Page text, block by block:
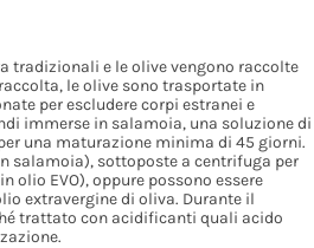
tradizionali e le olive vengono raccolte
le olive sono trasportate in
per escludere corpi estranei e
immerse in salamoia, una soluzione di
una maturazione minima di 45 giorni.
salamoia), sottoposte a centrifuga per
olio EVO), oppure possono essere
extravergine di oliva. Durante il
trattato con acidificanti quali acido